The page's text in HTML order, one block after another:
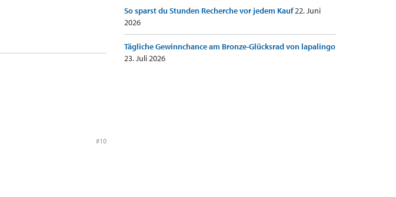
#10
So sparst du Stunden Recherche vor jedem Kauf22. Juni
2026
Tägliche Gewinnchance am Bronze-Glücksrad von lapalingo
23. Juli 2026